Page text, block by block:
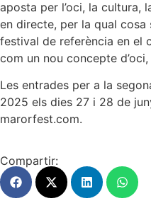
aposta per l’oci, la cultura,
en directe, per la qual cosa
festival de referència en el
com un nou concepte
Les entrades per a la
2025 els dies 27 i 28 de
marorfest.com.
Compartir: